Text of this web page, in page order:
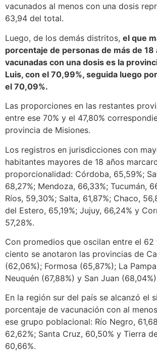
vacunados al menos con una dosis
63,94 del total.
Luego, de los demás distritos, el que
porcentaje de personas de más de 18
vacunadas con una dosis es la
Luis, con el 70,99%, seguida luego
el 70,09%.
Las proporciones en las restantes
entre ese 70% y el 47,80%
provincia de Misiones.
Los registros en jurisdicciones con
habitantes mayores de 18 años
proporcionalidad: Córdoba, 65,59%;
68,27%; Mendoza, 66,33%; Tucumán,
Ríos, 59,30%; Salta, 61,87%; Chaco,
del Estero, 65,19%; Jujuy, 66,24% y
57,28%.
Con promedios que oscilan entre el
ciento se anotaron las provincias de
(62,06%); Formosa (65,87%); La
Neuquén (67,88%) y San Juan
En la región sur del país se alcanzó el
porcentaje de vacunación con al
ese grupo poblacional: Río Negro,
62,62%; Santa Cruz, 60,50% y Tierra
60,66%.